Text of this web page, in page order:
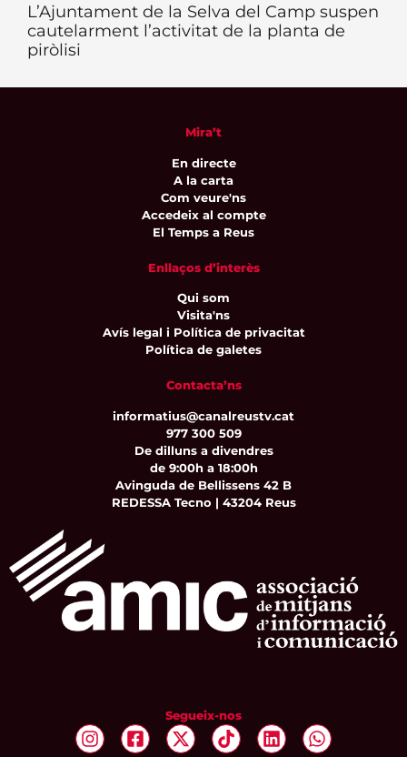
L’Ajuntament de la Selva del Camp suspen
cautelarment l’activitat de la planta de
piròlisi
Mira’t
En directe
A la carta
Com veure'ns
Accedeix al compte
El Temps a Reus
Enllaços d’interès
Qui som
Visita'ns
Avís legal i Política de privacitat
Política de galetes
Contacta’ns
informatius@canalreustv.cat
977 300 509
De dilluns a divendres
de 9:00h a 18:00h
Avinguda de Bellissens 42 B
REDESSA Tecno | 43204 Reus
Segueix-nos